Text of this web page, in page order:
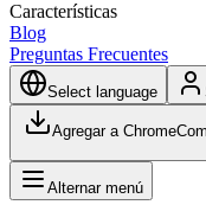
Características
Blog
Preguntas Frecuentes
Select language
Agregar a Chrome
Alternar menú